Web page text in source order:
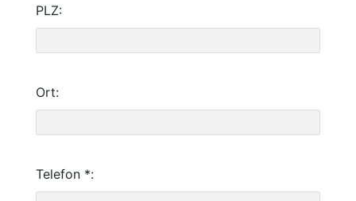
PLZ:
Ort:
Telefon *: